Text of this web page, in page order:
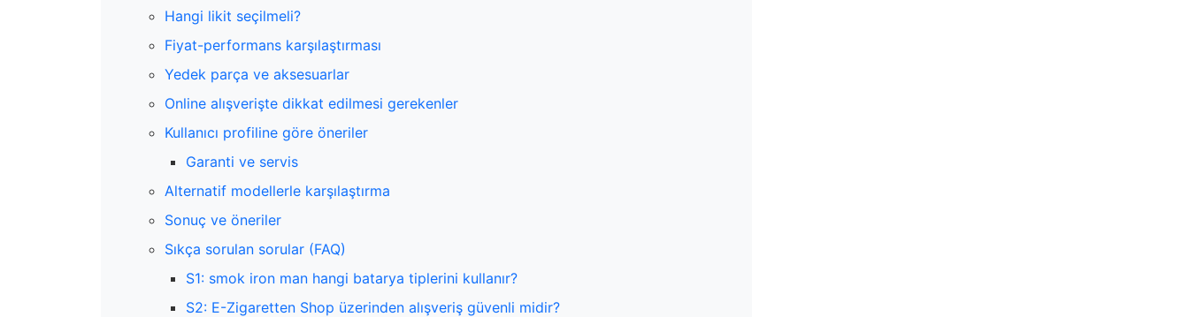
Hangi likit seçilmeli?
Fiyat-performans karşılaştırması
Yedek parça ve aksesuarlar
Online alışverişte dikkat edilmesi gerekenler
Kullanıcı profiline göre öneriler
Garanti ve servis
Alternatif modellerle karşılaştırma
Sonuç ve öneriler
Sıkça sorulan sorular (FAQ)
S1: smok iron man hangi batarya tiplerini kullanır?
S2: E-Zigaretten Shop üzerinden alışveriş güvenli midir?